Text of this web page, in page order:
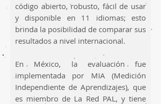
código abierto, robusto, fácil de usar
y disponible en 11 idiomas; esto
brinda la posibilidad de comparar sus
resultados a nivel internacional.
En México, la evaluación fue
implementada por MIA (Medición
Independiente de Aprendizajes), que
es miembro de La Red PAL, y tiene